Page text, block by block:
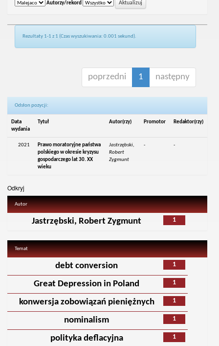
Autorzy/rekord
Rezultaty 1-1 z 1 (Czas wyszukiwania: 0.001 sekund).
poprzedni 1 następny
Odsłon pozycji:
Data
wydania
Tytuł Autor(rzy) Promotor Redaktor(rzy)
2021
Prawo moratoryjne państwa
polskiego w okresie kryzysu
gospodarczego lat 30. XX
wieku
Jastrzębski,
Robert
Zygmunt
- -
Odkryj
Autor
1
Jastrzębski, Robert Zygmunt
Temat
1
debt conversion
1
Great Depression in Poland
1
konwersja zobowiązań pieniężnych
1
nominalism
1
polityka deflacyjna